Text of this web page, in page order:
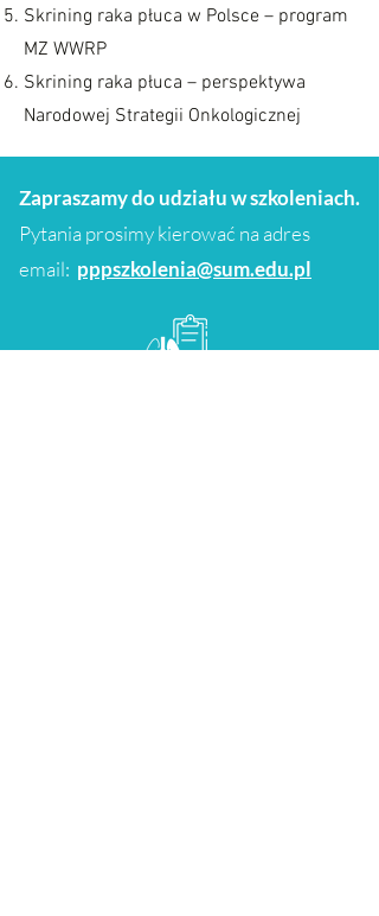
Skrining raka płuca w Polsce – program
MZ WWRP
Skrining raka płuca – perspektywa
Narodowej Strategii Onkologicznej
Zapraszamy do udziału w szkoleniach.
Pytania prosimy kierować na adres
email: pppszkolenia@sum.edu.pl